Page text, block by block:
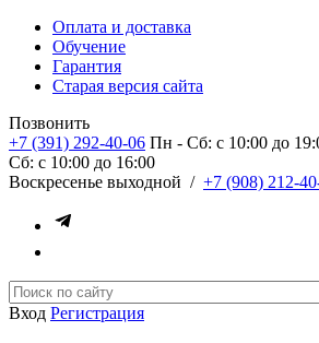
Оплата и доставка
Обучение
Гарантия
Старая версия сайта
Позвонить
+7 (391) 292-40-06 Пн - Сб: c 10:00 до
Сб: c 10:00 до 16:00
​Воскресенье выходной / +7 (908) 212-
Вход Регистрация